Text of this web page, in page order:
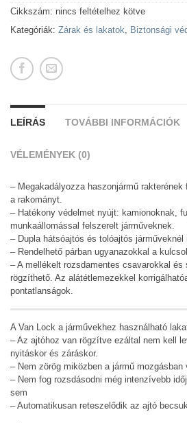
Cikkszám: nincs feltételhez kötve
Kategóriák: Zárak és lakatok Biztonsági
LEÍRÁS TOVÁBBI INFORMÁCIÓK
VÉLEMÉNYEK (0)
– Megakadályozza haszonjármű
a rakományt.
– Hatékony védelmet nyújt: kamionoknak,
munkaállomással felszerelt járműveknek.
– Dupla hátsóajtós és tolóajtós járműveknél
– Rendelhető párban ugyanazokkal a
– A mellékelt rozsdamentes csavarokkal
rögzíthető. Az alátétlemezekkel
pontatlanságok.
A Van Lock a járművekhez használható
– Az ajtóhoz van rögzítve ezáltal nem kell
nyitáskor és záráskor.
– Nem zörög miközben a jármű mozgásban
– Nem fog rozsdásodni még intenzívebb
sem
– Automatikusan reteszelődik az ajtó